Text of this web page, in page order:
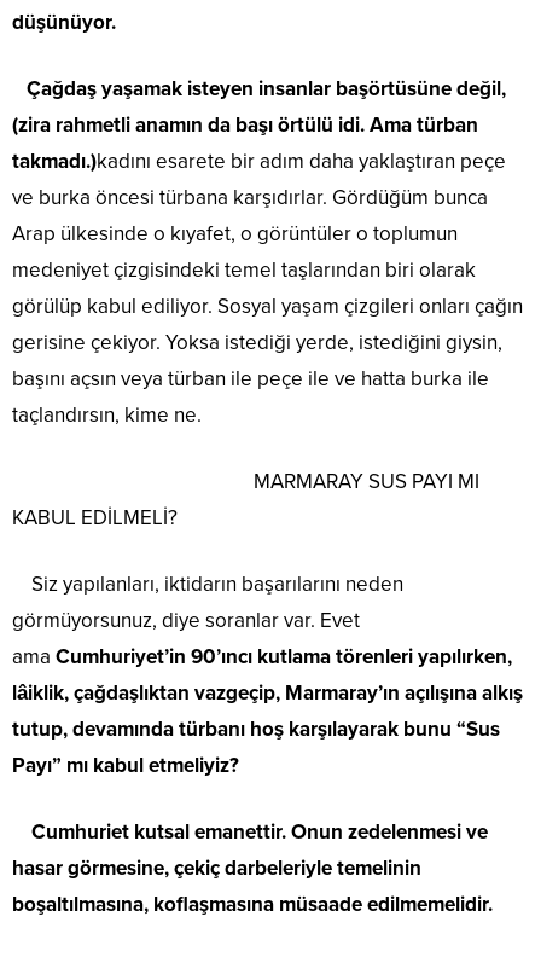
düşünüyor.
Çağdaş yaşamak isteyen insanlar başörtüsüne değil,
(zira rahmetli anamın da başı örtülü idi. Ama türban
takmadı.)kadını esarete bir adım daha yaklaştıran peçe
ve burka öncesi türbana karşıdırlar. Gördüğüm bunca
Arap ülkesinde o kıyafet, o görüntüler o toplumun
medeniyet çizgisindeki temel taşlarından biri olarak
görülüp kabul ediliyor. Sosyal yaşam çizgileri onları çağın
gerisine çekiyor. Yoksa istediği yerde, istediğini giysin,
başını açsın veya türban ile peçe ile ve hatta burka ile
taçlandırsın, kime ne.
MARMARAY SUS PAYI MI
KABUL EDİLMELİ?
Siz yapılanları, iktidarın başarılarını neden
görmüyorsunuz, diye soranlar var. Evet
ama Cumhuriyet’in 90’ıncı kutlama törenleri yapılırken,
lâiklik, çağdaşlıktan vazgeçip, Marmaray’ın açılışına alkış
tutup, devamında türbanı hoş karşılayarak bunu “Sus
Payı” mı kabul etmeliyiz?
Cumhuriet kutsal emanettir. Onun zedelenmesi ve
hasar görmesine, çekiç darbeleriyle temelinin
boşaltılmasına, koflaşmasına müsaade edilmemelidir.